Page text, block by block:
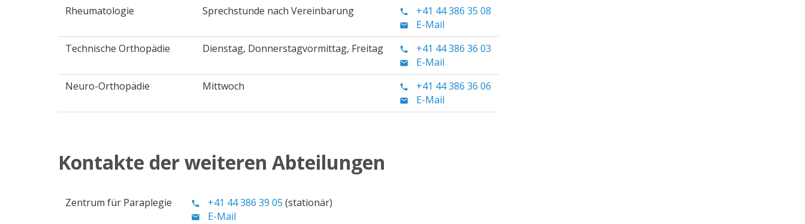
Rheumatologie
Sprechstunde nach Vereinbarung
+41 44 386 35 08
E-Mail
Technische Orthopädie
Dienstag, Donnerstagvormittag, Freitag
+41 44 386 36 03
E-Mail
Neuro-Orthopädie
Mittwoch
+41 44 386 36 06
E-Mail
Kontakte der weiteren Abteilungen
Zentrum für Paraplegie +41 44 386 39 05 (stationär)
E-Mail